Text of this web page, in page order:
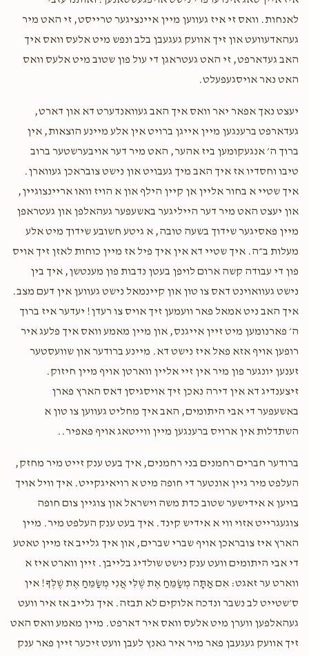
1 year ago $18.00
1 year ago $250.00
לאנחות. וואס זי איז געווען מיין איינציגער טרייסט, זי האט מיר
געהאדעוועט און זיך אוועק געגעבן בלב ונפש מיט אלעס וואס איך
האב געדארפט, זי האט געטראגן די עול פון שטוב מיט אלעס וואס
האט נאר אויסגעפעלט.
יעצט נאך אפאר יאר וואס איך האב געוואנדערט דא און דארט,
געדארפט ברענגען מיין אייגן ברויט אין אלע מיינע הוצאות, אין
ברוך ה׳ אנגעקומען ביז אהער, האט מיר דער אויבערשטער ברוב
טיבו וחסדיו אז איך האב מיך געבויט און נישט צובראכן געווארן.
איך שטיי א בחור אליין אן קיין הילף און א הויז וואו אריינצוגיין,
און יעצט האט מיר דער הייליגער באשעפער געהאלפן און געטראפן
מיין פאסיגער שידוך בשעה טובה, א גיטע חשובע שידוך מיט אלע
מעלות ב״ה. איך שטיי דא אין איך פיל אז מיין כוחות לאזן זיך אויס
פון די עבודה קשה ארום לויפן בעטן נדבות פון מענטשן, איך בין
נישט געוואוינט דאס צו טון און קיינמאל נישט געווען אין דעם מצב.
איך האב ניט אמאל פאר וועמען זיך אויס צו רעדן! יעדער איז ברוך
ה׳ פארנומען מיט זיין אייגנס, און מיין מאמע וואס איך פלעג איר
רופען אויף אזא פאל איז נישט דא. מיינע ברודער און שוועסטער
זענען יונגער פון מיר אין זיי אליין ווארטן אויף מיין חיזוק.
זיצענדיג דא אין דירה נאכן זיך אויסגיסן דאס הארץ פארן
באשעפער די אבי היתומים, האב איך מחליט געווען צו טון א
השתדלות אין ארויס ברענגען מיין ווייטאג אויף פאפיר..
ברודער חברים רחמנים בני רחמנים, איך בעט ענק זייט מיר מחזק,
העלפט מיר גיין אונטער די חופה מיט א רויאיגקייט. איך וויל אויך
בויען א אידישער שטוב כדת משה וישראל און צוגיין צום חופה
צוגעגרייט אזוי ווי א אידיש קינד. איך בעט ענק העלפט מיר. מיין
הארץ איז צובראכן אויף שברי שברים, און איך גלייב אז מיין טאטע
די אבי היתומים וועט ענק נישט שולדיג בלייבן. זיין ווארט איז א
ווארט ער זאגט: אִם אַתָּה מְשַׂמֵּחַ אֶת שֶׁלִּי אֲנִי מְשַׂמֵּחַ אֶת שֶׁלְּךָ! אין
ס׳שטייט לב נשבר ונדכה אלוקים לא תבזה. איך גלייב אז איר וועט
געהאלפען ווערן מיט אלעס וואס איר דארפט. מיין מאמע וואס האט
זיך אוועק געגעבן פאר מיר איר גאנץ לעבן וועט זיכער זיין פאר ענק